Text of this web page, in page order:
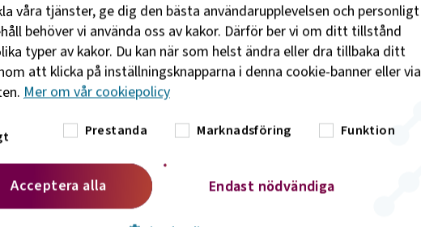
mellan kl 12.15-14.00
våra tjänster, ge dig den bästa användarupplevelsen och personligt
behöver vi använda oss av kakor. Därför ber vi om ditt tillstånd
typer av kakor. Du kan när som helst ändra eller dra tillbaka ditt
att klicka på inställningsknapparna i denna cookie-banner eller via
Mer om vår cookiepolicy
Prestanda Marknadsföring Funktion
Acceptera alla Endast nödvändiga